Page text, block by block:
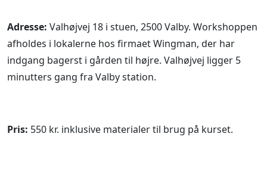
Adresse: Valhøjvej 18 i stuen, 2500 Valby. Workshoppen
afholdes i lokalerne hos firmaet Wingman, der har
indgang bagerst i gården til højre. Valhøjvej ligger 5
minutters gang fra Valby station.
Pris: 550 kr. inklusive materialer til brug på kurset.